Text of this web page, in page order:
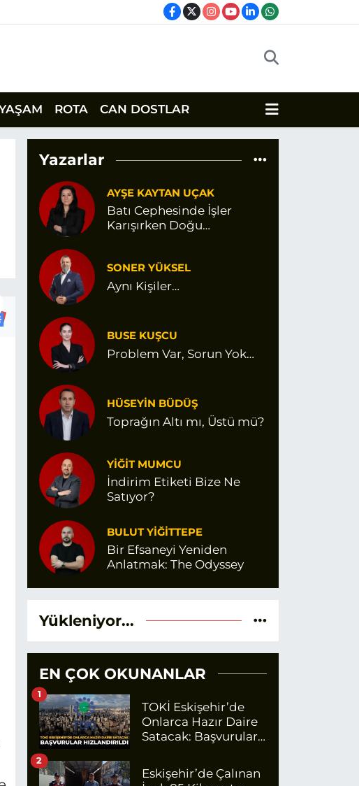
ROTA CAN DOSTLAR
Yazarlar
AYŞE KAYTAN UÇAK
Batı Cephesinde İşler
Karışırken Doğu
SONER YÜKSEL
Aynı Kişiler…
BUSE KUŞCU
Problem Var, Sorun Yok…
HÜSEYİN BÜDÜŞ
Toprağın Altı mı, Üstü mü?
YİĞİT MUMCU
İndirim Etiketi Bize Ne
Satıyor?
BULUT YİĞİTTEPE
Bir Efsaneyi Yeniden
Anlatmak: The Odyssey
Yükleniyor...
EN ÇOK OKUNANLAR
TOKİ Eskişehir’de
Onlarca Hazır Daire
Satacak: Başvurular
1
Eskişehir’de Çalınan
2